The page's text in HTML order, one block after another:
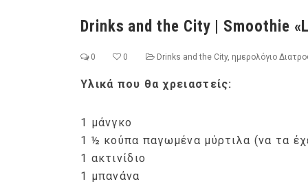
Drinks and the City | Smoothie
0 0 Drinks and the City, ημερολόγιο
Υλικά που θα χρειαστείς:
1 μάνγκο
1 ½ κούπα παγωμένα μύρτιλα (να τα
1 ακτινίδιο
1 μπανάνα